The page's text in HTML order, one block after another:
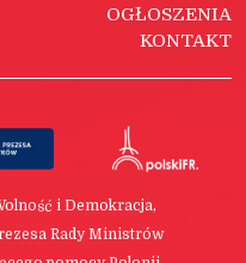
OGŁOSZENIA
KONTAKT
i Demokracja,
Rady Ministrów